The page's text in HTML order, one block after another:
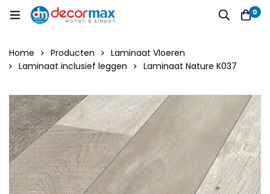
0
Home Producten
Laminaat Vloeren
Laminaat inclusief leggen
Laminaat Nature K037